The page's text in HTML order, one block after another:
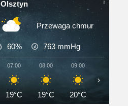
Olsztyn
Przewaga chmur
60% 763 mmHg
07:00
19°C
08:00
19°C
09:00
20°C
›